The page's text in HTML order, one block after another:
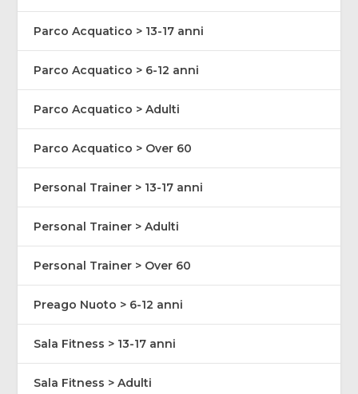
Parco Acquatico > 13-17 anni
Parco Acquatico > 6-12 anni
Parco Acquatico > Adulti
Parco Acquatico > Over 60
Personal Trainer > 13-17 anni
Personal Trainer > Adulti
Personal Trainer > Over 60
Preago Nuoto > 6-12 anni
Sala Fitness > 13-17 anni
Sala Fitness > Adulti